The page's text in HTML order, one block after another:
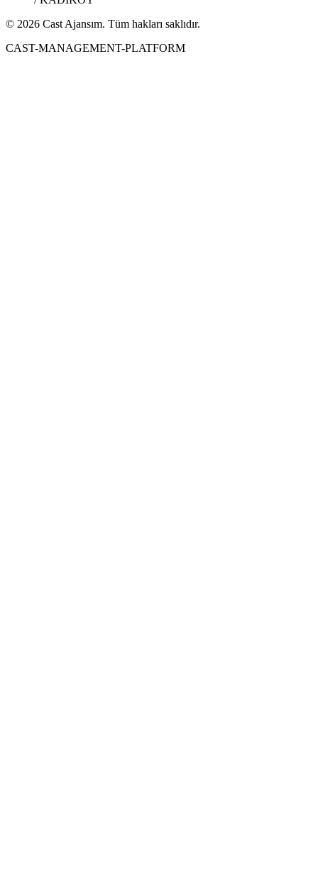
© 2026 Cast Ajansım. Tüm hakları saklıdır.
CAST-MANAGEMENT-PLATFORM